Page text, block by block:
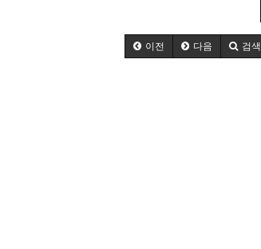
이전 다음 검색